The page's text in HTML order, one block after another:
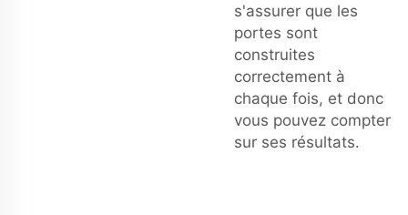
s'assurer que les
portes sont
construites
correctement à
chaque fois, et donc
vous pouvez compter
sur ses résultats.